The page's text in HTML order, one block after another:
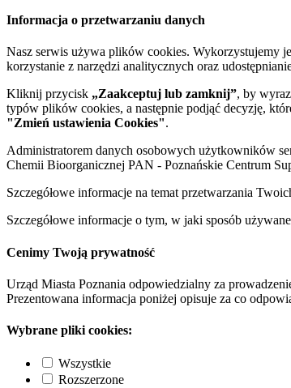
Informacja o przetwarzaniu danych
Nasz serwis używa plików cookies. Wykorzystujemy
korzystanie z narzędzi analitycznych oraz
Kliknij przycisk „Zaakceptuj lub zamknij”, by
typów plików cookies, a następnie podjąć decyzję,
"Zmień ustawienia Cookies".
Administratorem danych osobowych użytkowników
Chemii Bioorganicznej PAN - Poznańskie Centrum
Szczegółowe informacje na temat przetwarzania
Szczegółowe informacje o tym, w jaki sposób
Cenimy Twoją prywatność
Urząd Miasta Poznania odpowiedzialny za
Prezentowana informacja poniżej opisuje za co
Wybrane pliki cookies:
Wszystkie
Rozszerzone